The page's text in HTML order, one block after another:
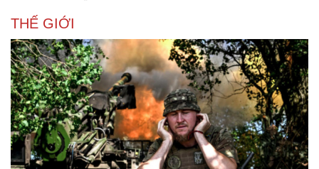
Du lịch
Tư vấn
Săn Tour
check-in
Podcast
Câu chuyện thời sự
Đọc truyện đêm khuya
Cửa sổ tình yêu
Kể chuyện cho bé
Hạt giống tâm hồn
THẾ GIỚI